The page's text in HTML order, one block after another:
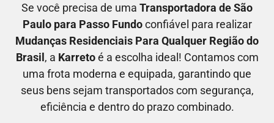
Se você precisa de uma Transportadora de São
Paulo para Passo Fundoconfiável para realizar
Mudanças Residenciais Para Qualquer Região do
Brasil , a Karretoé a escolha ideal! Contamos com
uma frota moderna e equipada, garantindo que
seus bens sejam transportados com segurança,
eficiência e dentro do prazo combinado.